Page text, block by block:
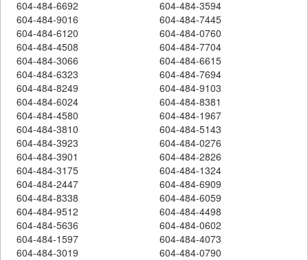
604-484-6692
604-484-3594
604-484-9016
604-484-7445
604-484-6120
604-484-0760
604-484-4508
604-484-7704
604-484-3066
604-484-6615
604-484-6323
604-484-7694
604-484-8249
604-484-9103
604-484-6024
604-484-8381
604-484-4580
604-484-1967
604-484-3810
604-484-5143
604-484-3923
604-484-0276
604-484-3901
604-484-2826
604-484-3175
604-484-1324
604-484-2447
604-484-6909
604-484-8338
604-484-6059
604-484-9512
604-484-4498
604-484-5636
604-484-0602
604-484-1597
604-484-4073
604-484-3019
604-484-0790